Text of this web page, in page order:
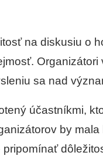
na diskusiu o
sa nad
účastníkmi,
by